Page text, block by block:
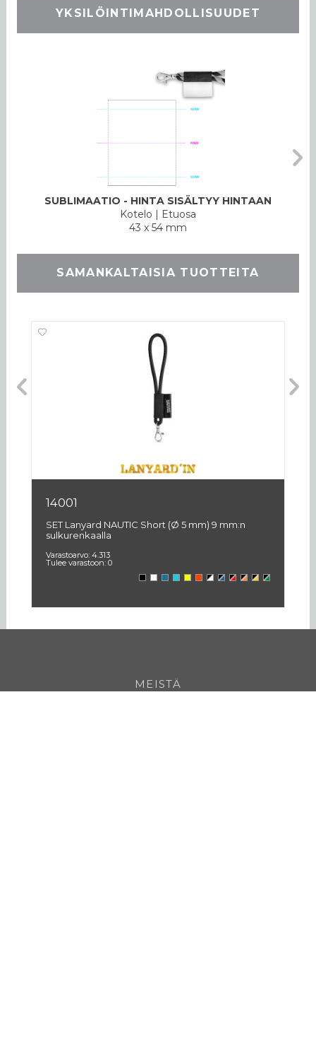
YKSILÖINTIMAHDOLLISUUDET
SUBLIMAATIO - HINTA SISÄLTYY HINTAAN
Kotelo | Etuosa
43 x 54 mm
SAMANKALTAISIA TUOTTEITA
14001
SET Lanyard NAUTIC Short (Ø 5 mm) 9 mm:n
sulkurenkaalla
Varastoarvo: 4.313
Tulee varastoon: 0
MEISTÄ